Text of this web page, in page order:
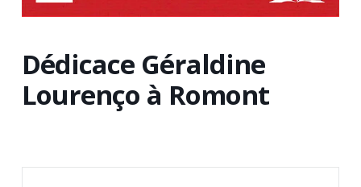
Dédicace Géraldine
Lourenço à Romont